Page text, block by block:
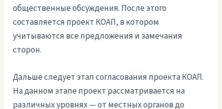
общественные обсуждения. После этого
составляется проект КОАП, в котором
учитываются все предложения и замечания
сторон.
Дальше следует этап согласования проекта КОАП.
На данном этапе проект рассматривается на
различных уровнях — от местных органов до